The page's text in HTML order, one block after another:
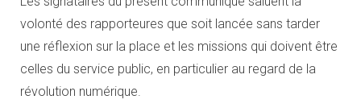
volonté des rapporteures que soit lancée sans tarder
une réflexion sur la place et les missions qui doivent être
celles du service public, en particulier au regard de la
révolution numérique.